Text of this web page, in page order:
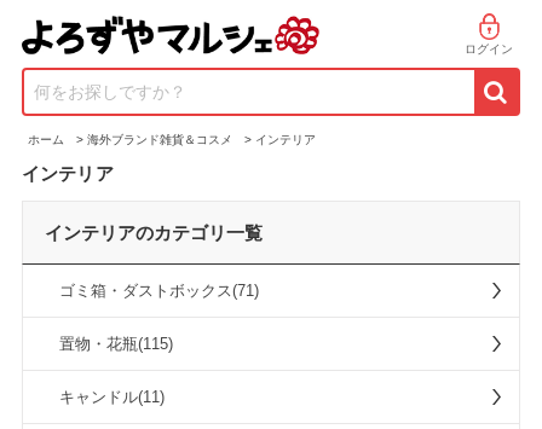
ログイン
何をお探しですか？
ホーム > 海外ブランド雑貨＆コスメ > インテリア
インテリア
インテリアのカテゴリ一覧
ゴミ箱・ダストボックス(71)
置物・花瓶(115)
キャンドル(11)